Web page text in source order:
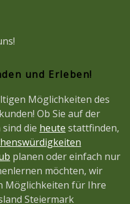
und Erleben!
Möglichkeiten des
Ob Sie auf der
die heute stattfinden,
planen oder einfach nur
möchten, wir
Möglichkeiten für Ihre
Steiermark